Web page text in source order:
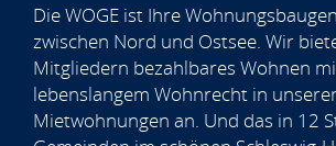
Die WOGE ist Ihre
zwischen Nord und Ostsee. Wir
Mitgliedern bezahlbares Wohnen
lebenslangem Wohnrecht in
Mietwohnungen an. Und das in 12